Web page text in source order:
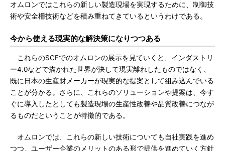
オムロンではこれらの新しい製造現場を実現するために、制御技
術や安全柵技術などを積み重ねてきているというわけである。
今から使える現実的な解決策になりつつある
これらのSCFでのオムロンの展示を見ていくと、インダストリ
ー4.0などで描かれた世界が決して現実離れしたものではなく、
既に日本の生産財メーカーが現実的な提案として組み込んでいる
ことが分かる。さらに、これらのソリューションや提案は、今す
ぐに導入したとしても製造現場の生産性改善や品質改善につなが
るものだということが特徴的である。
オムロンでは、これらの新しい技術についても自社実践を進め
つつ、ユーザー企業のメリットのある形で提供を進めていく方針